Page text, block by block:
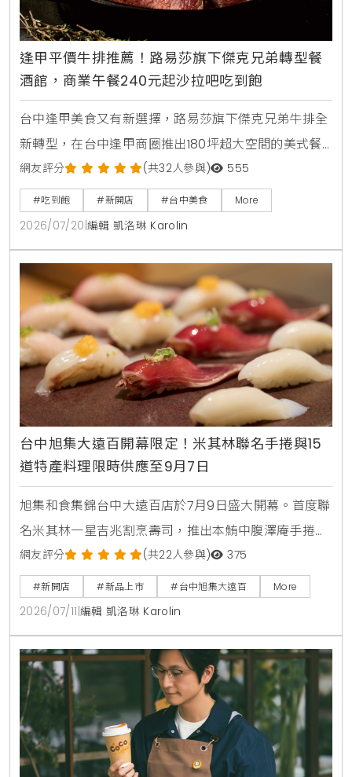
逢甲平價牛排推薦！路易莎旗下傑克兄弟轉型餐
酒館，商業午餐240元起沙拉吧吃到飽
台中逢甲美食又有新選擇，路易莎旗下傑克兄弟牛排全
新轉型，在台中逢甲商圈推出180坪超大空間的美式餐
酒館新店型。主打從早午餐，商業午餐到深夜餐酒全時
段供應，平日點早午餐加49元，晚上週末加99元即享
自助沙拉吧，路易莎咖啡無限續。商業午餐240元起，
更提供現烤披薩，各式烤串與超過100款世界微醺飲
品，是台中西屯朋友聚會，看球賽放鬆的寶藏餐廳。
網友評分 (共32人參與) 555
#吃到飽 #新開店 #台中美食 More
2026/07/20 編輯 凱洛琳 Karolin
台中旭集大遠百開幕限定！米其林聯名手捲與15
道特產料理限時供應至9月7日
旭集和食集錦台中大遠百店於7月9日盛大開幕。首度聯
名米其林一星吉兆割烹壽司，推出本鮪中腹澤庵手捲與
蟹肉海膽空氣春捲。同步引進日本蜜柑鰤魚與NISSEI霜
淇淋聖代，更將台中在地的麻薏、大甲芋頭、東泉辣椒
醬融入和食料理中，打造15道只供應到9月7日的台中限
定旬味。
網友評分 (共22人參與) 375
#新開店 #新品上市 #台中旭集大遠百 More
2026/07/11 編輯 凱洛琳 Karolin